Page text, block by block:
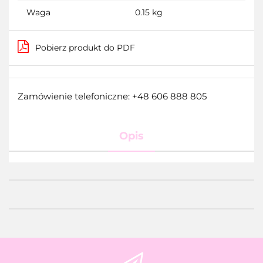
Waga 0.15 kg
Pobierz produkt do PDF
Zamówienie telefoniczne: +48 606 888 805
Opis